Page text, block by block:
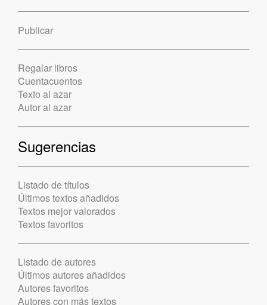
Publicar
Regalar libros
Cuentacuentos
Texto al azar
Autor al azar
Sugerencias
Listado de títulos
Últimos textos añadidos
Textos mejor valorados
Textos favoritos
Listado de autores
Últimos autores añadidos
Autores favoritos
Autores con más textos